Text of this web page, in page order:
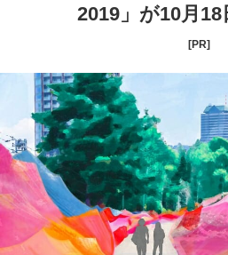
コラム
2019」が10月
[PR]